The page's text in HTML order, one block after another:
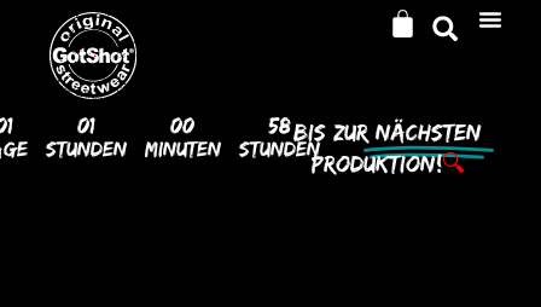
01
Stunden
00
Minuten
58
Stunden
Bis ZurNächsten
Produktion!🔍